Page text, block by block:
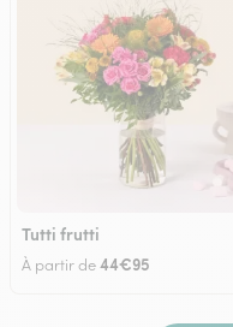
Tutti frutti
À partir de44€95